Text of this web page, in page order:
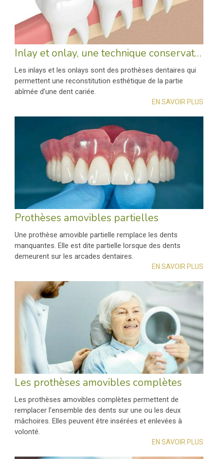
Inlay et onlay, une technique conservatrice
Les inlays et les onlays sont des prothèses dentaires qui
permettent une reconstitution esthétique de la partie
abîmée d’une dent cariée.
EN SAVOIR PLUS
Prothèses amovibles partielles
Une prothèse amovible partielle remplace les dents
manquantes. Elle est dite partielle lorsque des dents
demeurent sur les arcades dentaires.
EN SAVOIR PLUS
Les prothèses amovibles complètes
Les prothèses amovibles complètes permettent de
remplacer l’ensemble des dents sur une ou les deux
mâchoires. Elles peuvent être insérées et enlevées à
volonté.
EN SAVOIR PLUS